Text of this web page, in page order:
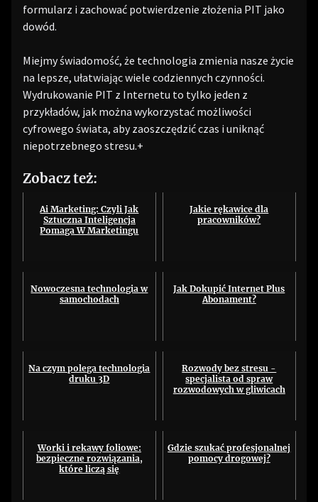
formularz i zachować potwierdzenie złożenia PIT jako
dowód.
Miejmy świadomość, że technologia zmienia nasze życie
na lepsze, ułatwiając wiele codziennych czynności.
Wydrukowanie PIT z Internetu to tylko jeden z
przykładów, jak można wykorzystać możliwości
cyfrowego świata, aby zaoszczędzić czas i uniknąć
niepotrzebnego stresu.+
Zobacz też:
Ai Marketing: Czyli Jak
Sztuczna Inteligencja
Pomaga W Marketingu
Jakie rękawice dla
pracowników?
Nowoczesna technologia w
samochodach
Jak Dokupić Internet Plus
Abonament?
Na czym polega technologia
druku 3D
Rozwody bez stresu -
specjalista od spraw
rozwodowych w gliwicach
Worki i rekawy foliowe:
bezpieczne rozwiązania,
które liczą się
Gdzie szukać profesjonalnej
pomocy drogowej?